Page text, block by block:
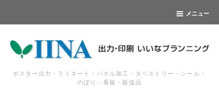
メニュー
ポスター出力・ラミネート・パネル加工・タペストリー・シール・
のぼり・看板・販促品